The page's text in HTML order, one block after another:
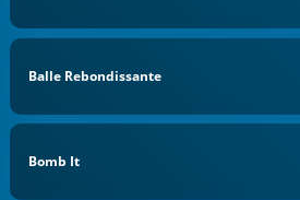
Balle Rebondissante
Bomb It